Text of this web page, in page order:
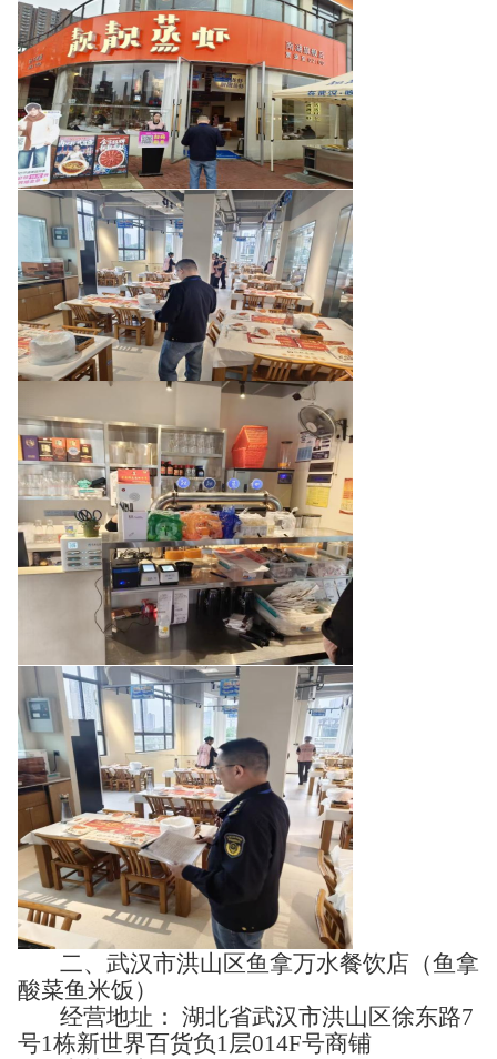
二、武汉市洪山区鱼拿万水餐饮店（鱼拿
酸菜鱼米饭）
经营地址： 湖北省武汉市洪山区徐东路7
号1栋新世界百货负1层014F号商铺